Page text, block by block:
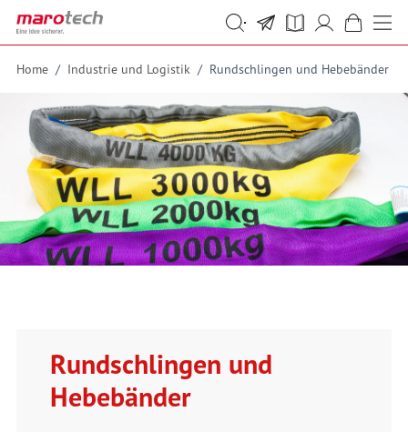
Skip to Content
Suche
Suche
Home / Industrie und Logistik / Rundschlingen und Hebebänder
Rundschlingen und
Hebebänder